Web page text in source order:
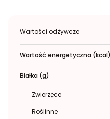
Wartości odżywcze
Wartość energetyczna (kcal)
Białka (g)
Zwierzęce
Roślinne